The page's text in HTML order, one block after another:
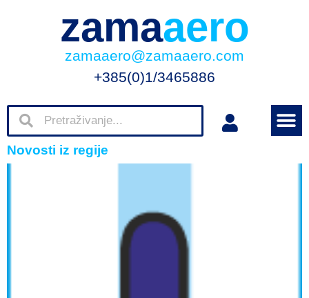
zamaaero
zamaaero@zamaaero.com
+385(0)1/3465886
Novosti iz regije